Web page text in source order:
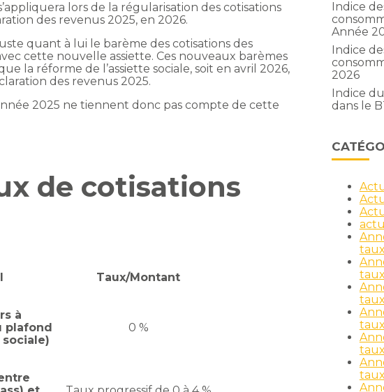
lors de la régularisation des cotisations
des revenus 2025, en 2026.
quant à lui le barème des cotisations des
cette nouvelle assiette. Ces nouveaux barèmes
la réforme de l’assiette sociale, soit en avril 2026,
des revenus 2025.
2025 ne tiennent donc pas compte de cette
de cotisations
Taux/Montant
à
plafond
0 %
Indice
Année
Indice
2026
Indice
dans le